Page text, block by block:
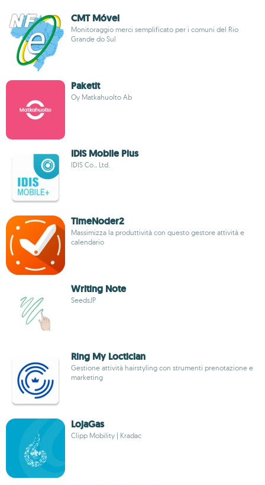
CMT Móvel
Monitoraggio merci semplificato per i comuni del Rio
Grande do Sul
Paketit
Oy Matkahuolto Ab
IDIS Mobile Plus
IDIS Co., Ltd.
TimeNoder2
Massimizza la produttività con questo gestore attività e
calendario
Writing Note
SeedsJP
Ring My Loctician
Gestione attività hairstyling con strumenti prenotazione e
marketing
LojaGas
Clipp Mobility | Kradac